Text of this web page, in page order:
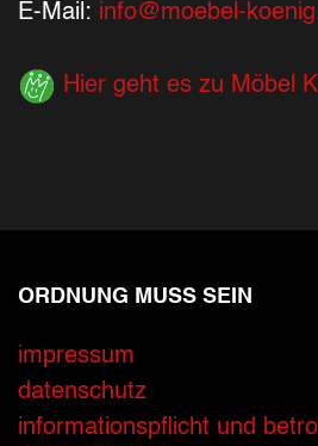
E-Mail: info@moebel-
Hier geht es zu Möbel
ORDNUNG MUSS SEIN
impressum
datenschutz
informationspflicht und
Ihre Kontaktdaten
Alle mit Stern
Name